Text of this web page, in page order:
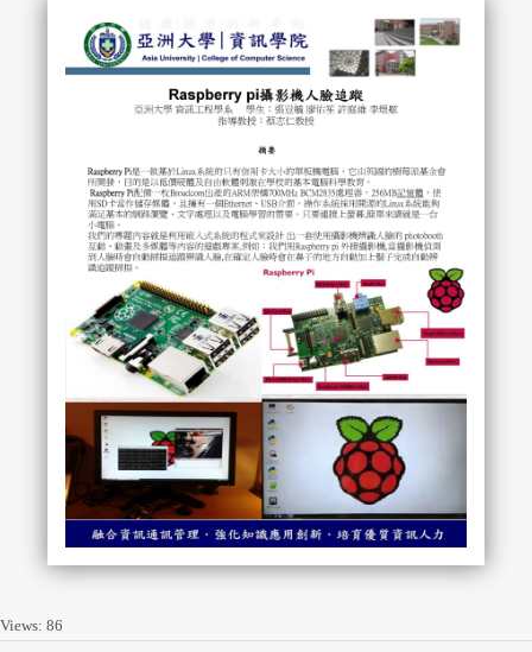
Views: 86